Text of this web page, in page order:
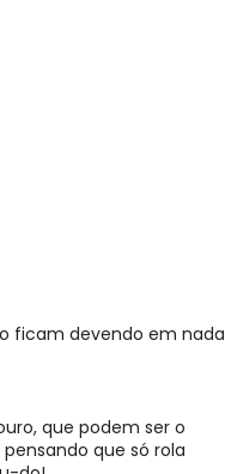
ficam devendo em nada
, que podem ser o
que só rola